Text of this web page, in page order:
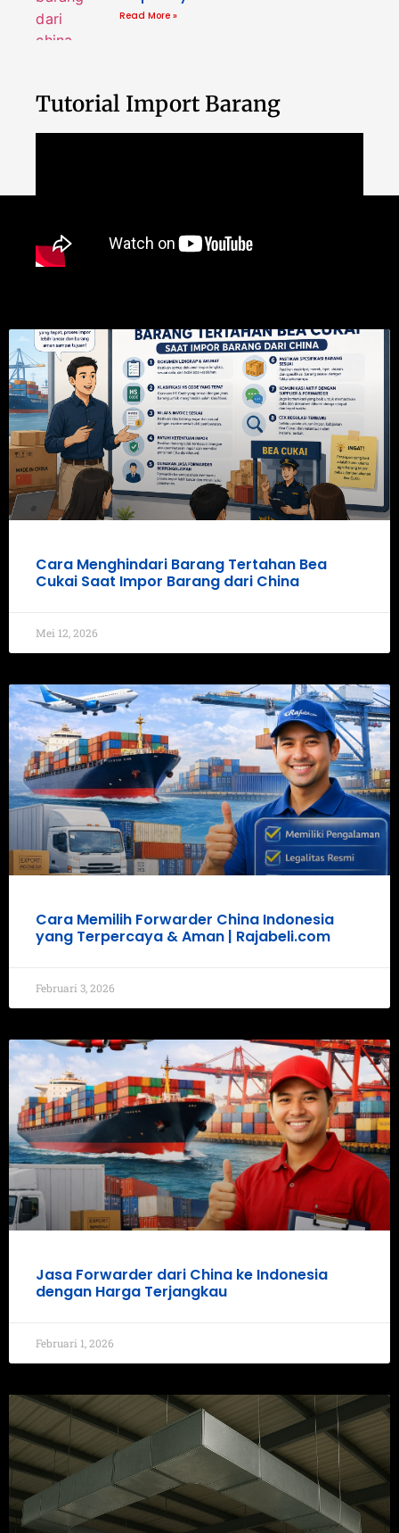
Read More »
Tutorial Import Barang
Cara Menghindari Barang Tertahan Bea
Cukai Saat Impor Barang dari China
Mei 12, 2026
Cara Memilih Forwarder China Indonesia
yang Terpercaya & Aman | Rajabeli.com
Februari 3, 2026
Jasa Forwarder dari China ke Indonesia
dengan Harga Terjangkau
Februari 1, 2026